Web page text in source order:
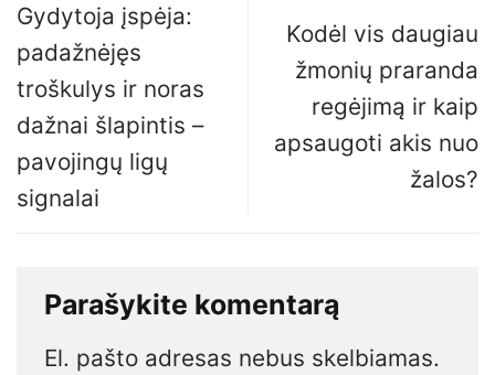
Gydytoja įspėja:
padažnėjęs
troškulys ir noras
dažnai šlapintis –
pavojingų ligų
signalai
Kodėl vis daugiau
žmonių praranda
regėjimą ir kaip
apsaugoti akis nuo
žalos?
Parašykite komentarą
El. pašto adresas nebus skelbiamas.